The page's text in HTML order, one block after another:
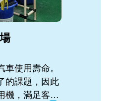
使用壽命。
的課題，因此
機，滿足客戶